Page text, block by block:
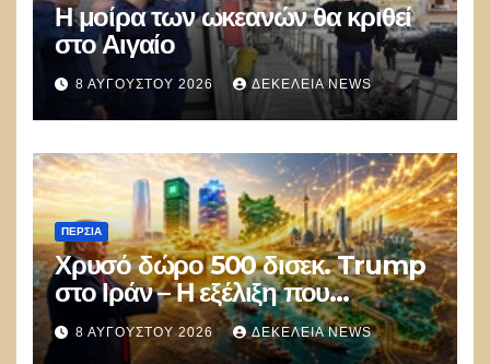
Η μοίρα των ωκεανών θα κριθεί
στο Αιγαίο
8 ΑΥΓΟΎΣΤΟΥ 2026 ΔΕΚΈΛΕΙΑ NEWS
ΠΕΡΣΊΑ
Χρυσό δώρο 500 δισεκ. Trump
στο Ιράν – Η εξέλιξη που
αποδίδει κέρδη μεγαλύτερα από
τις Apple, Nvidia και Google
8 ΑΥΓΟΎΣΤΟΥ 2026 ΔΕΚΈΛΕΙΑ NEWS